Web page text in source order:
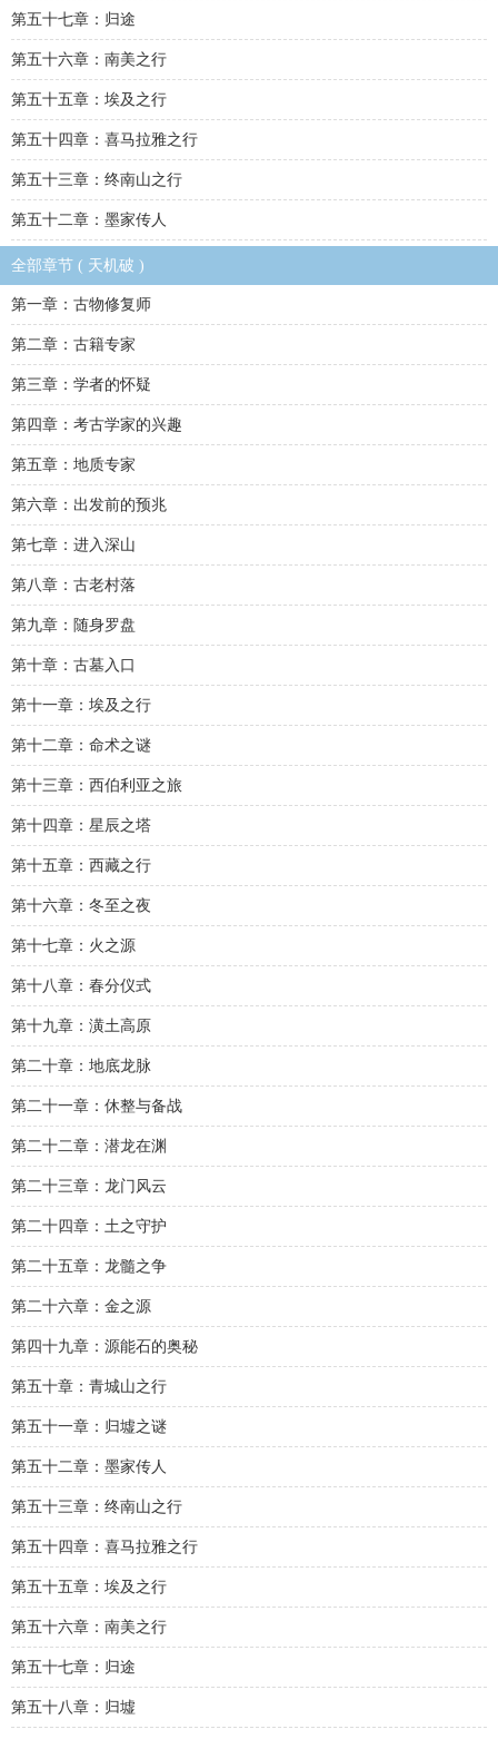
第五十七章：归途
第五十六章：南美之行
第五十五章：埃及之行
第五十四章：喜马拉雅之行
第五十三章：终南山之行
第五十二章：墨家传人
全部章节 ( 天机破 )
第一章：古物修复师
第二章：古籍专家
第三章：学者的怀疑
第四章：考古学家的兴趣
第五章：地质专家
第六章：出发前的预兆
第七章：进入深山
第八章：古老村落
第九章：随身罗盘
第十章：古墓入口
第十一章：埃及之行
第十二章：命术之谜
第十三章：西伯利亚之旅
第十四章：星辰之塔
第十五章：西藏之行
第十六章：冬至之夜
第十七章：火之源
第十八章：春分仪式
第十九章：潢土高原
第二十章：地底龙脉
第二十一章：休整与备战
第二十二章：潜龙在渊
第二十三章：龙门风云
第二十四章：土之守护
第二十五章：龙髓之争
第二十六章：金之源
第四十九章：源能石的奥秘
第五十章：青城山之行
第五十一章：归墟之谜
第五十二章：墨家传人
第五十三章：终南山之行
第五十四章：喜马拉雅之行
第五十五章：埃及之行
第五十六章：南美之行
第五十七章：归途
第五十八章：归墟